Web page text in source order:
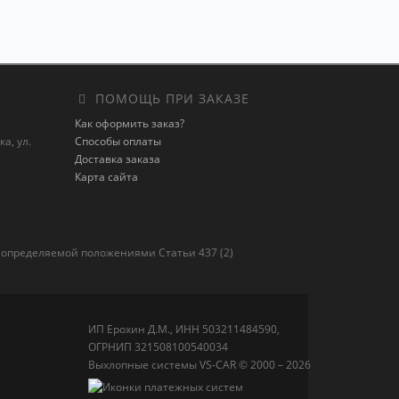
ул.
ПОМОЩЬ ПРИ ЗАКАЗЕ
Как оформить заказ?
Способы оплаты
Доставка заказа
Карта сайта
положениями Статьи 437 (2)
ИП Ерохин Д.М., ИНН 503211484590,
ОГРНИП 321508100540034
Выхлопные системы VS-CAR © 2000 – 2026